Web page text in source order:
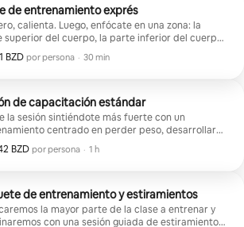
de entrenamiento exprés
calienta. Luego, enfócate en una zona: la
superior del cuerpo, la parte inferior del cuerpo
Termina con un enfriamiento.
BZD por persona
BZD por huésped · 30 min
de capacitación estándar
la sesión sintiéndote más fuerte con un
centrado en perder peso, desarrollar
o transformar todo el cuerpo.
BZD por persona
BZD por huésped · 1 h
de entrenamiento y estiramientos
la mayor parte de la clase a entrenar y
con una sesión guiada de estiramientos